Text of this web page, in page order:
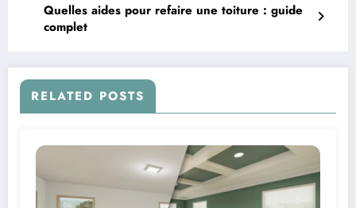
Quelles aides pour refaire une toiture : guide
complet
RELATED POSTS